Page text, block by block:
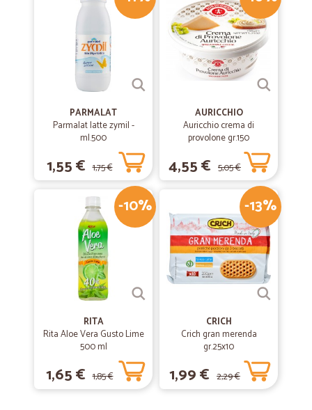
PARMALAT
Parmalat latte zymil -
ml.500
1,55 € 1,75 €
AURICCHIO
Auricchio crema di
provolone gr.150
4,55 € 5,05 €
-10%
RITA
Rita Aloe Vera Gusto Lime
500 ml
1,65 € 1,85 €
-13%
CRICH
Crich gran merenda
gr.25x10
1,99 € 2,29 €